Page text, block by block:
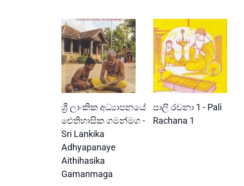
ශ්‍රී ලාංකික අධ්‍යාපනයේ
ඓතිහාසික ගමන්මග -
Sri Lankika
Adhyapanaye
Aithihasika
Gamanmaga
පාලි රචනා 1 - Pali
Rachana 1